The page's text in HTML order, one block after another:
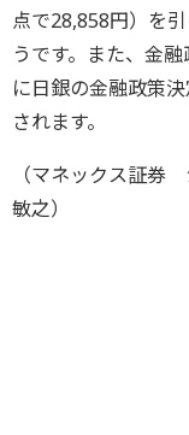
点で28,858円）を
うです。また、金
に日銀の金融政策
されます。
（マネックス証券
敏之）